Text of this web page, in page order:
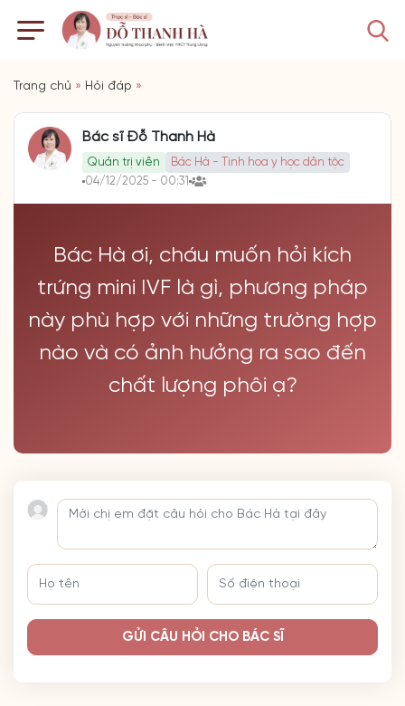
Trang chủ » Hỏi đáp »
Bác sĩ Đỗ Thanh Hà
Quản trị viên
Bác Hà - Tinh hoa y học dân tộc
04/12/2025 - 00:31
Bác Hà ơi, cháu muốn hỏi kích
trứng mini IVF là gì, phương pháp
này phù hợp với những trường hợp
nào và có ảnh hưởng ra sao đến
chất lượng phôi ạ?
GỬI CÂU HỎI CHO BÁC SĨ